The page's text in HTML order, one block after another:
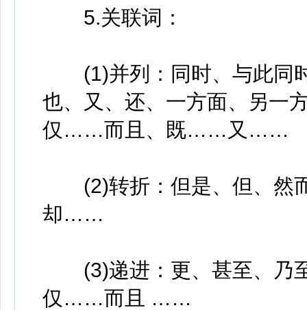
5.关联词：
(1)并列：同时、与此同
也、又、还、一方面、另一
仅……而且、既……又……
(2)转折：但是、但、然
却……
(3)递进：更、甚至、乃
仅……而且 ……